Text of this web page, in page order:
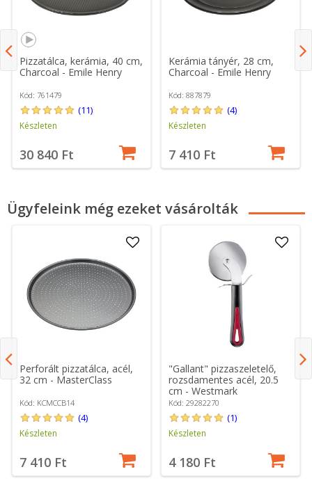
Pizzatálca, kerámia, 40 cm,
Charcoal - Emile Henry
Kód: 761479
(11)
Készleten
30 840 Ft
Kerámia tányér, 28 cm,
Charcoal - Emile Henry
Kód: 887879
(4)
Készleten
7 410 Ft
Ügyfeleink még ezeket vásárolták
Perforált pizzatálca, acél,
32 cm - MasterClass
Kód: KCMCCB14
(4)
Készleten
7 410 Ft
"Gallant" pizzaszeletelő,
rozsdamentes acél, 20.5
cm - Westmark
Kód: 29282270
(1)
Készleten
4 180 Ft